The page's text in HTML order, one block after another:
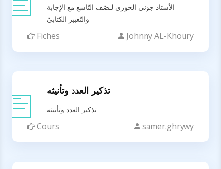
الأستاذ جوني الخوري للصّف التّاسع مع الإجابة
والتّعبير الكتابيّ
Fiches Johnny AL-Khoury
تذكير العدد وتأنيثه
تذكير العدد وتأنيثه
Cours samer.ghrywy